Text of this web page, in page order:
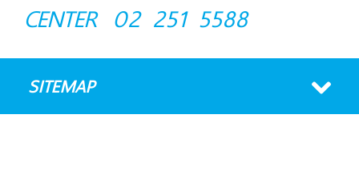
CENTER 02 251 5588
SITEMAP